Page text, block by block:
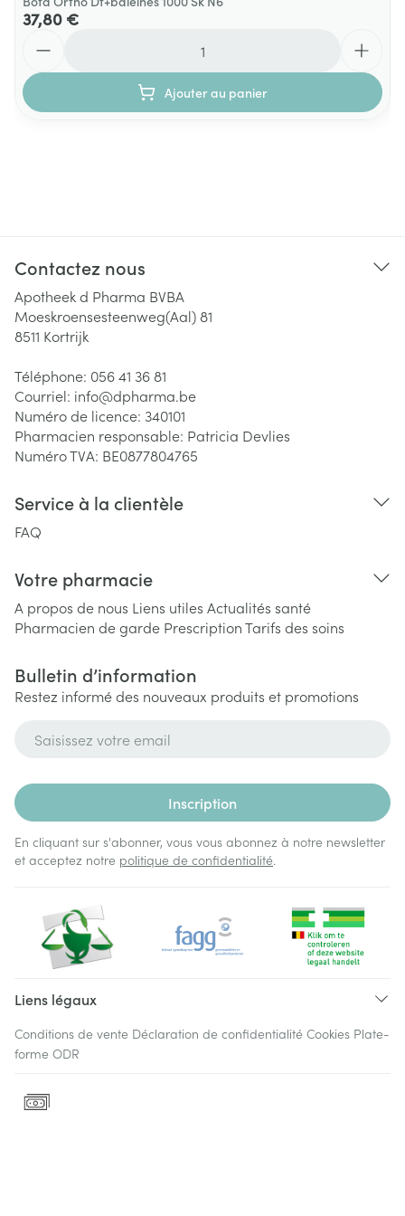
37,80 €
Ajouter au panier
Contactez nous
Apotheek d Pharma BVBA
Moeskroensesteenweg(Aal) 81
8511 Kortrijk
Téléphone: 056 41 36 81
Courriel: info@dpharma.be
Numéro de licence: 340101
Pharmacien responsable: Patricia Devlies
Numéro TVA: BE0877804765
Service à la clientèle
FAQ
Votre pharmacie
A propos de nous Liens utiles Actualités santé
Pharmacien de garde PrescriptionTarifs des soins
Bulletin d’information
Restez informé des nouveaux produits et promotions
Inscription
En cliquant sur s'abonner, vous vous abonnez à notre newsletter
et acceptez notre politique de confidentialité.
Liens légaux
Conditions de vente Déclaration de confidentialité Cookies Plate-
forme ODR